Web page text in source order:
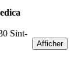
Sint-
Afficher